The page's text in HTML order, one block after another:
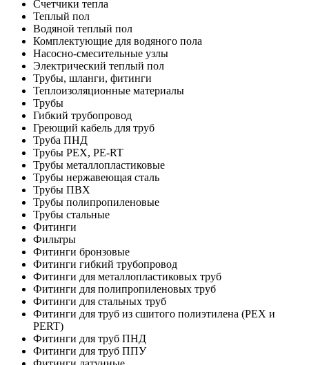
Счетчики тепла
Теплый пол
Водяной теплый пол
Комплектующие для водяного пола
Насосно-смесительные узлы
Электрический теплый пол
Трубы, шланги, фитинги
Теплоизоляционные материалы
Трубы
Гибкий трубопровод
Греющий кабель для труб
Труба ПНД
Трубы PEX, PE-RT
Трубы металлопластиковые
Трубы нержавеющая сталь
Трубы ПВХ
Трубы полипропиленовые
Трубы стальные
Фитинги
Фильтры
Фитинги бронзовые
Фитинги гибкий трубопровод
Фитинги для металлопластиковых труб
Фитинги для полипропиленовых труб
Фитинги для стальных труб
Фитинги для труб из сшитого полиэтилена (PEX и
PERT)
Фитинги для труб ПНД
Фитинги для труб ППУ